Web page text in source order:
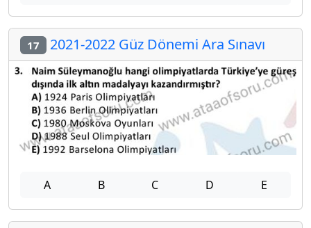
17 2021-2022 Güz Dönemi Ara Sınavı
A B C D E